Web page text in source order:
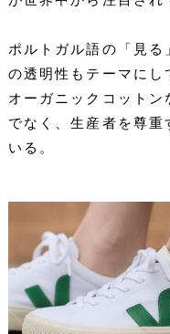
ポルトガル語の「見
の透明性もテーマにし
オーガニックコット
でなく、生産者を尊
いる。